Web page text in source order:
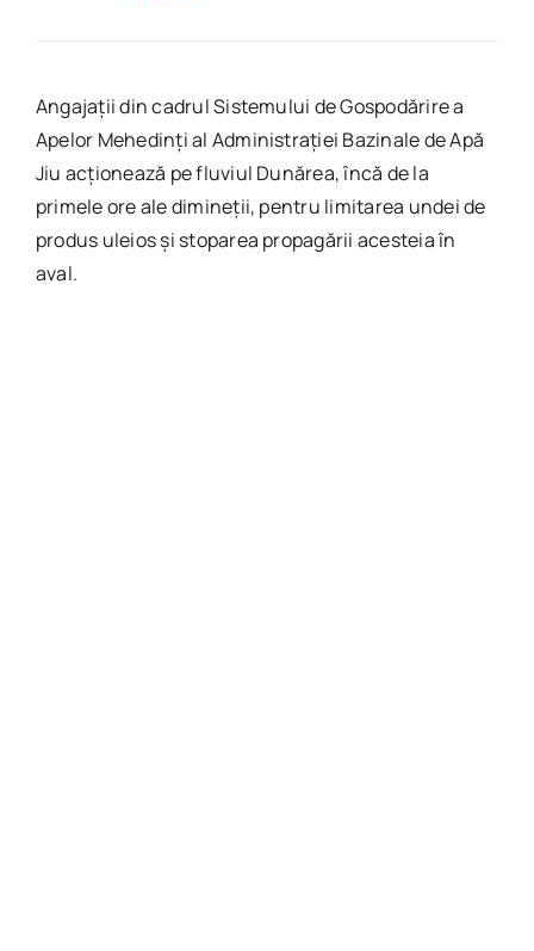
Angajații din cadrul Sistemului de Gospodărire a
Apelor Mehedinți al Administrației Bazinale de Apă
Jiu acționează pe fluviul Dunărea, încă de la
primele ore ale dimineții, pentru limitarea undei de
produs uleios și stoparea propagării acesteia în
aval.